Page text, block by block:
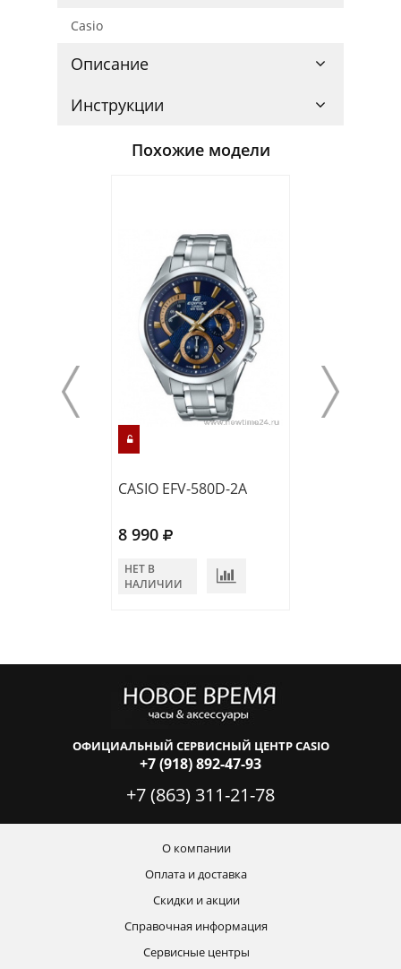
Casio
Описание
Инструкции
Похожие модели
CASIO EFV-580D-2A
8 990
НЕТ В
НАЛИЧИИ
ОФИЦИАЛЬНЫЙ СЕРВИСНЫЙ ЦЕНТР CASIO
+7 (918) 892-47-93
+7 (863) 311-21-78
О компании
Оплата и доставка
Скидки и акции
Справочная информация
Сервисные центры